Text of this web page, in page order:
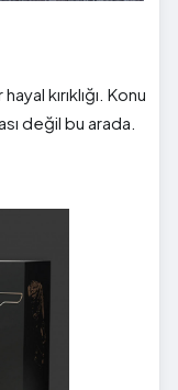
kırıklığı. Konu
değil bu arada.